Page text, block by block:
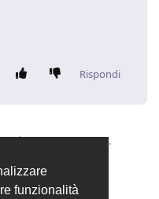
funzionalità
Rispondi
16 gen 2023.